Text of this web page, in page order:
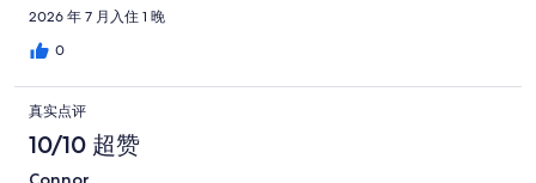
2026 年 7 月入住 1 晚
0
真实点评
10/10 超赞